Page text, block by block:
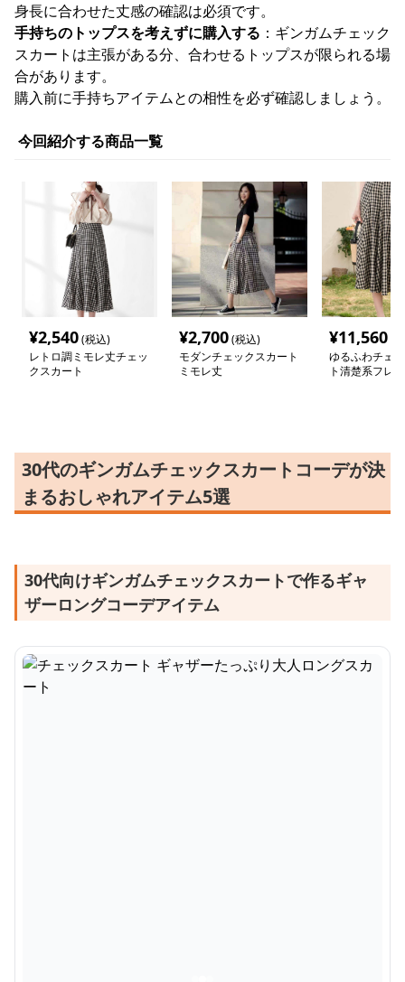
身長に合わせた丈感の確認は必須です。
手持ちのトップスを考えずに購入する ：ギンガムチェック
スカートは主張がある分、合わせるトップスが限られる場
合があります。
購入前に手持ちアイテムとの相性を必ず確認しましょう。
今回紹介する商品一覧
¥2,540(税込)
レトロ調ミモレ丈チェッ
クスカート
¥2,700(税込)
モダンチェックスカート
ミモレ丈
¥11,560
ゆるふわチェ
ト清楚系フレ
30代のギンガムチェックスカートコーデが決
まるおしゃれアイテム5選
30代向けギンガムチェックスカートで作るギャ
ザーロングコーデアイテム